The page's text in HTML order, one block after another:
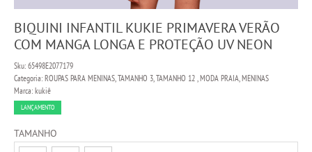
BIQUINI INFANTIL KUKIE PRIMAVERA VERÃO
COM MANGA LONGA E PROTEÇÃO UV NEON
Sku: 65498E2077179
Categoria: ROUPAS PARA MENINAS,TAMANHO 3,TAMANHO 12 ,MODA PRAIA,MENINAS
Marca: kukiê
LANÇAMENTO
TAMANHO